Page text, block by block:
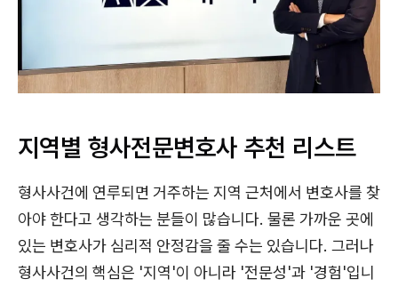
지역별 형사전문변호사 추천 리스트
형사사건에 연루되면 거주하는 지역 근처에서 변호사를 찾
아야 한다고 생각하는 분들이 많습니다. 물론 가까운 곳에
있는 변호사가 심리적 안정감을 줄 수는 있습니다. 그러나
형사사건의 핵심은 '지역'이 아니라 '전문성'과 '경험'입니